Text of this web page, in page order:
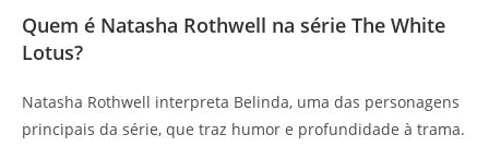
Quem é Natasha Rothwell na série The White
Lotus?
Natasha Rothwell interpreta Belinda, uma das personagens
principais da série, que traz humor e profundidade à trama.